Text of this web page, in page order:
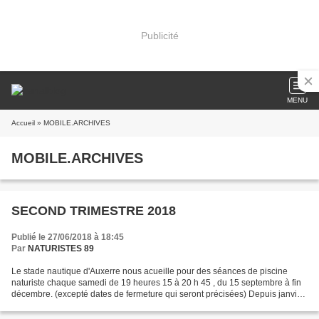
Publicité
MENU
Accueil » MOBILE.ARCHIVES
MOBILE.ARCHIVES
SECOND TRIMESTRE 2018
Publié le 27/06/2018 à 18:45
Par NATURISTES 89
Le stade nautique d'Auxerre nous acueille pour des séances de piscine
naturiste chaque samedi de 19 heures 15 à 20 h 45 , du 15 septembre à fin
décembre. (excepté dates de fermeture qui seront précisées) Depuis janvier